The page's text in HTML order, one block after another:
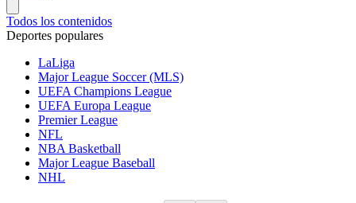
Todos los contenidos
Deportes populares
LaLiga
Major League Soccer (MLS)
UEFA Champions League
UEFA Europa League
Premier League
NFL
NBA Basketball
Major League Baseball
NHL